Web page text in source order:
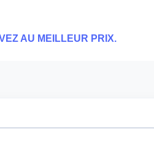
AU MEILLEUR PRIX.